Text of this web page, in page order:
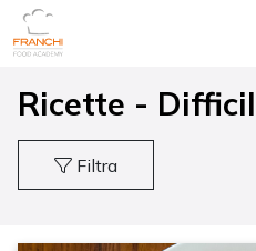
Ricette -
Filtra